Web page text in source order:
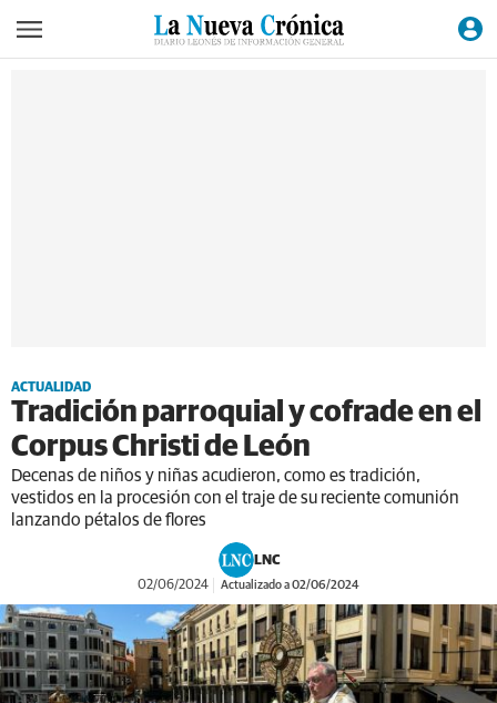
ACTUALIDAD
Tradición parroquial y cofrade en el
Corpus Christi de León
Decenas de niños y niñas acudieron, como es tradición,
vestidos en la procesión con el traje de su reciente comunión
lanzando pétalos de flores
LNC
02/06/2024 Actualizado a 02/06/2024